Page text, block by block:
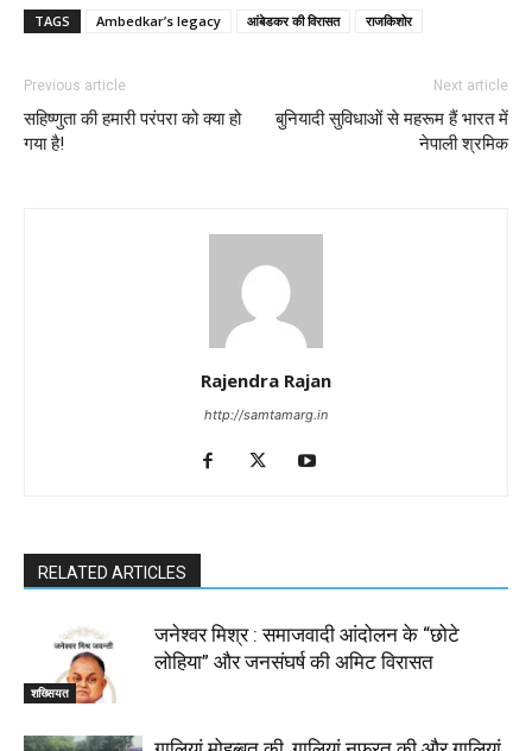
TAGS Ambedkar’s legacy आंबेडकर की विरासत राजकिशोर
Previous article
सहिष्णुता की हमारी परंपरा को क्या हो
गया है!
Next article
बुनियादी सुविधाओं से महरूम हैं भारत में
नेपाली श्रमिक
Rajendra Rajan
http://samtamarg.in
RELATED ARTICLES
शख्सियत
जनेश्वर मिश्र : समाजवादी आंदोलन के “छोटे
लोहिया” और जनसंघर्ष की अमिट विरासत